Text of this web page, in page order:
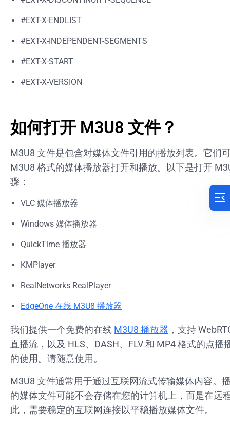
#EXT-X-ENDLIST
#EXT-X-INDEPENDENT-SEGMENTS
#EXT-X-START
#EXT-X-VERSION
如何打开 M3U8 文件？
M3U8 文件是包含对媒体文件引用的播放列表。它们
M3U8 格式的媒体播放器打开和播放。以下是打开
骤：
VLC 媒体播放器
Windows 媒体播放器
QuickTime 播放器
KMPlayer
RealNetworks RealPlayer
EdgeOne 在线 M3U8 播放器
我们提供一个免费的在线 M3U8 播放器 ，支持
直播流，以及 HLS、DASH、FLV 和 MP4 格式的点播
的使用。请随意使用。
M3U8 文件通常用于通过互联网流式传输媒体内容。
的媒体文件可能不会存储在您的计算机上，而是在远
此，需要稳定的互联网连接以平稳播放媒体文件。